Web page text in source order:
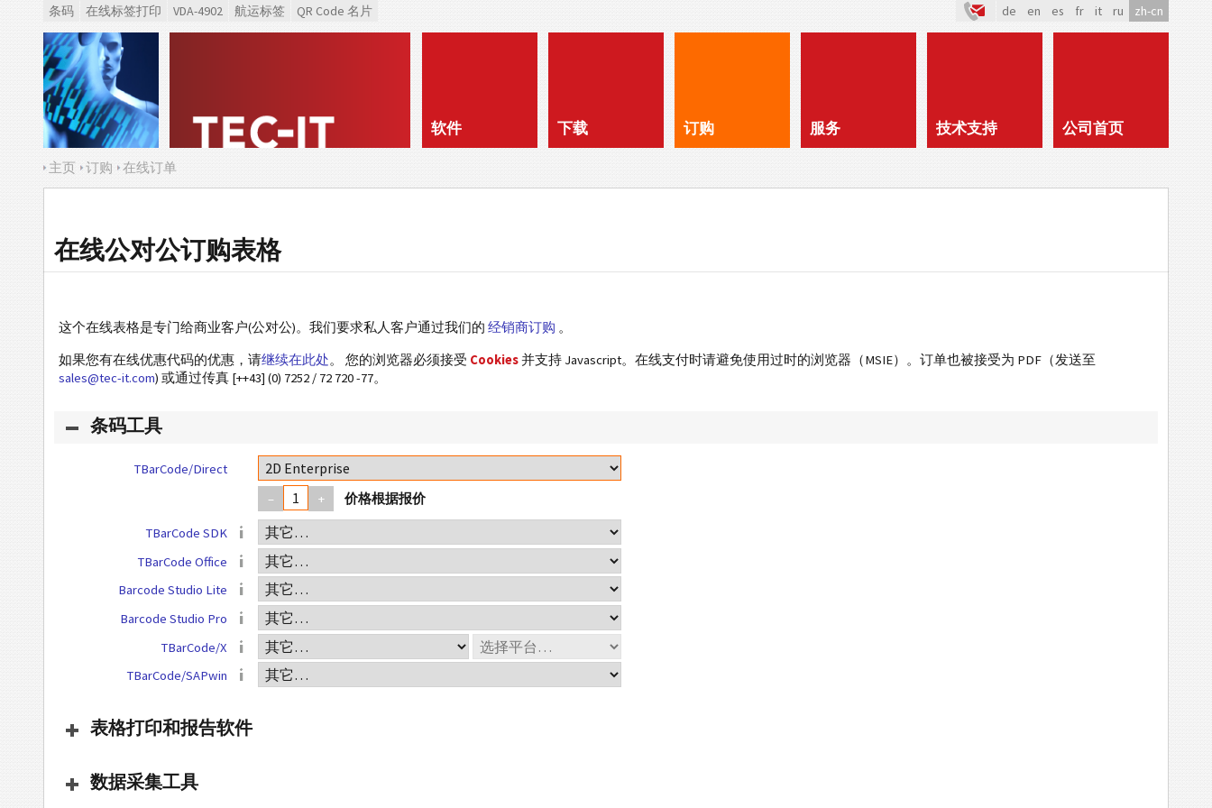
条码 在线标签打印 VDA-4902 航运标签 QR Code 名片 de en es fr it ru zh-cn
软件 下载 订购 服务 技术支持 公司首页
主页 订购 在线订单
在线公对公订购表格
这个在线表格是专门给商业客户(公对公)。我们要求私人客户通过我们的 经销商订购 。
如果您有在线优惠代码的优惠，请继续在此处。 您的浏览器必须接受 Cookies并支持 Javascript。在线支付时请避免使用过时的浏览器（MSIE）。订单也被接受为 PDF（发送至
sales@tec-it.com) 或通过传真 [++43] (0) 7252 / 72 720 -77。
条码工具
TBarCode/Direct
–
+
TBarCode SDK
TBarCode Office
Barcode Studio Lite
Barcode Studio Pro
TBarCode/X
TBarCode/SAPwin
表格打印和报告软件
数据采集工具